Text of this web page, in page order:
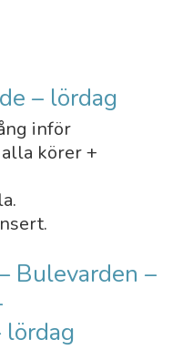
– lördag
inför
körer +
Bulevarden –
lördag